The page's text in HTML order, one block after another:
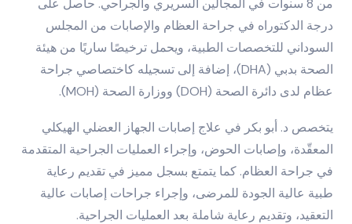
من 8 سنوات في المجالين السريري والجراحي. حاصل على
درجة الدكتوراه في جراحة العظام والإصابات من المجلس
السوداني للتخصصات الطبية، ويحمل ترخيصًا ساريًا من هيئة
الصحة بدبي (DHA)، إضافة إلى تسجيله كاختصاصي جراحة
عظام لدى دائرة الصحة (DOH) ووزارة الصحة (MOH).
يتخصص د. أبو بكر في علاج إصابات الجهاز العضلي الهيكلي
المعقّدة، وإصابات الحوض، وإجراء العمليات الجراحية المتقدمة
في جراحة العظام. كما يتمتع بسجل مميز في تقديم رعاية
طبية عالية الجودة للمرضى، وإجراء جراحات إصابات عالية
التعقيد، وتقديم رعاية شاملة بعد العمليات الجراحية.